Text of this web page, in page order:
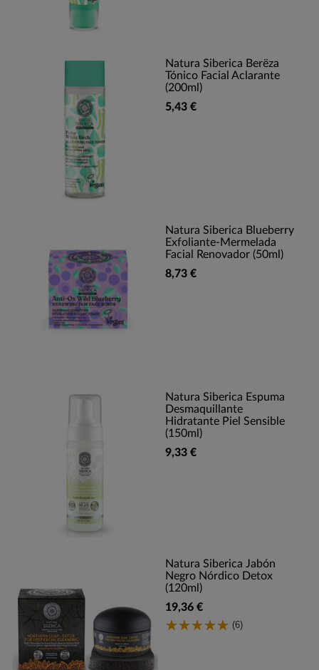
Natura Siberica Berëza
Tónico Facial Aclarante
(200ml)
5,43 €
Natura Siberica Blueberry
Exfoliante-Mermelada
Facial Renovador (50ml)
8,73 €
Natura Siberica Espuma
Desmaquillante
Hidratante Piel Sensible
(150ml)
9,33 €
Natura Siberica Jabón
Negro Nórdico Detox
(120ml)
19,36 €
(6)